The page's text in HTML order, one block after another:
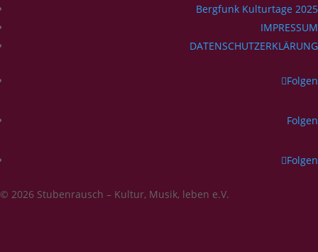
Bergfunk Kulturtage 2025
IMPRESSUM
DATENSCHUTZERKLÄRUNG
Folgen
Folgen
Folgen
© 2026 Stubenrausch – Kultur, Musik, leben e.V.